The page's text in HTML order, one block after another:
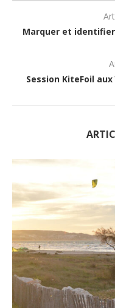
Marquer et
Session KiteFoil